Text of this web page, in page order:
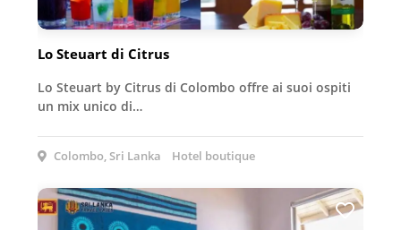
Lo Steuart di Citrus
Lo Steuart by Citrus di Colombo offre ai suoi ospiti
un mix unico di…
Colombo, Sri Lanka Hotel boutique